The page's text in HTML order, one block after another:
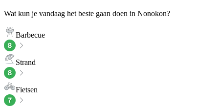
Wat kun je vandaag het beste gaan doen in Nonokon?
Barbecue
Strand
Fietsen